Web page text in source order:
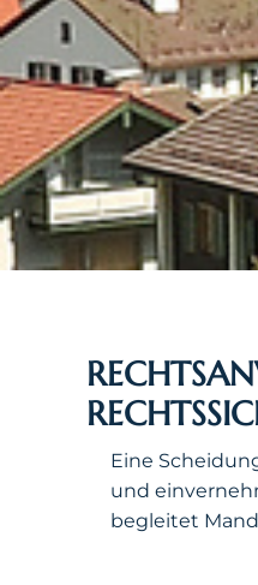
Eine
und
begleitet